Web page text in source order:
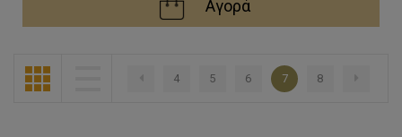
Αγορά
4 5 6 7 8